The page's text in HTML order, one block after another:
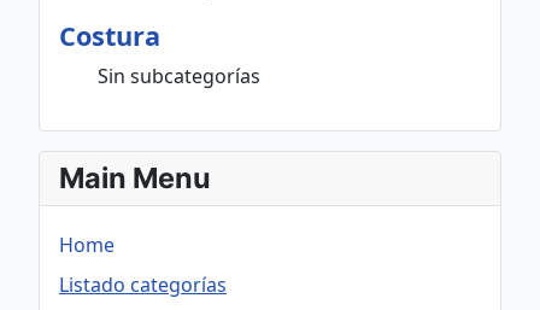
Costura
Sin subcategorías
Main Menu
Home
Listado categorías